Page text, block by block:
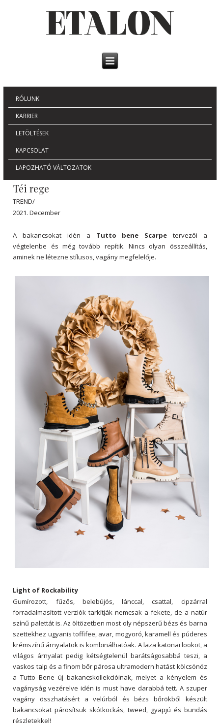
RÓLUNK
KARRIER
LETÖLTÉSEK
KAPCSOLAT
LAPOZHATÓ VÁLTOZATOK
Téi rege
TREND/
2021. December
A bakancsokat idén a Tutto bene Scarpe tervezői a
végtelenbe és még tovább repítik. Nincs olyan összeállítás,
aminek ne létezne stílusos, vagány megfelelője.
Light of Rockability
Gumírozott, fűzős, belebújós, lánccal, csattal, cipzárral
forradalmasított verziók tarkítják nemcsak a fekete, de a natúr
színű palettát is. Az öltözetben most oly népszerű bézs és barna
szettekhez ugyanis toffifee, avar, mogyoró, karamell és púderes
krémszínű árnyalatok is kombinálhatóak. A laza katonai lookot, a
világos árnyalat pedig kétségtelenül barátságosabbá teszi, a
vaskos talp és a finom bőr párosa ultramodern hatást kölcsönöz
a Tutto Bene új bakancskollekcióinak, melyet a kényelem és
vagányság vezérelve idén is must have darabbá tett. A szuper
vagány összhatásért a velúrból és bézs bőrökből készült
bakancsokat párosítsuk skótkockás, tweed, gyapjú és bundás
részletekkel!